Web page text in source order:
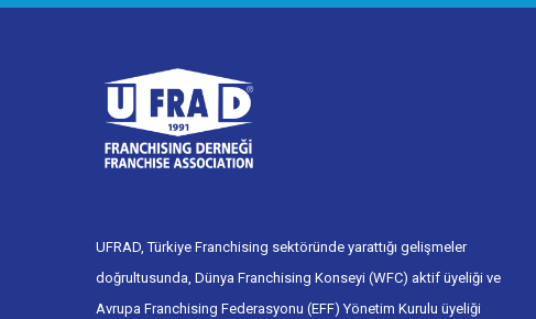
UFRAD, Türkiye Franchising sektöründe yarattığı gelişmeler
doğrultusunda, Dünya Franchising Konseyi (WFC) aktif üyeliği ve
Avrupa Franchising Federasyonu (EFF) Yönetim Kurulu üyeliği